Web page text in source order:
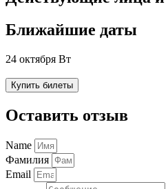
Ближайшие даты
24 октября Вт
Купить билеты
Оставить отзыв
Name
Фамилия
Email